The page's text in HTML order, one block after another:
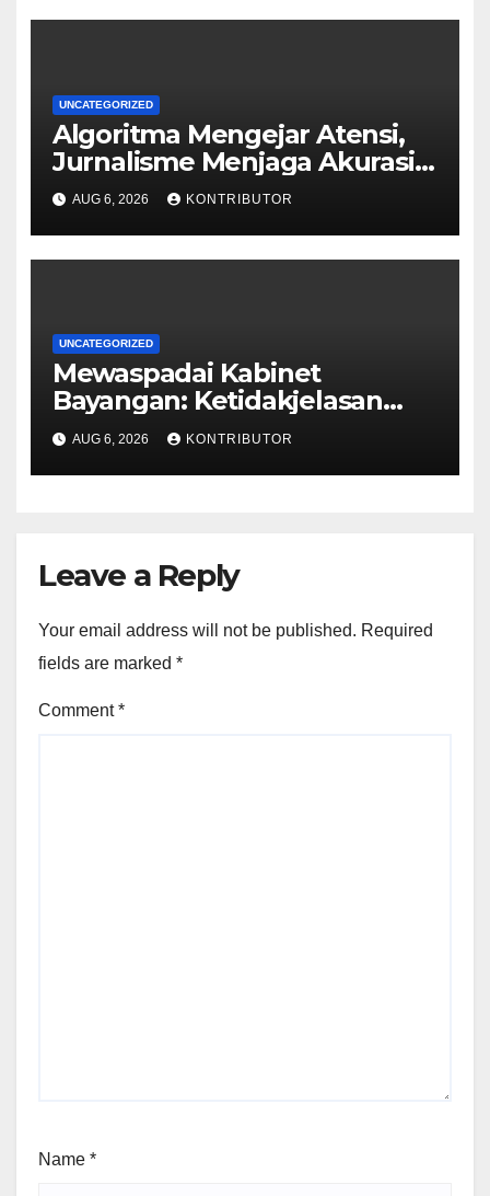
UNCATEGORIZED
Algoritma Mengejar Atensi,
Jurnalisme Menjaga Akurasi
dan Akal Sehat Publik
AUG 6, 2026 KONTRIBUTOR
UNCATEGORIZED
Mewaspadai Kabinet
Bayangan: Ketidakjelasan
Legitimasi Moral dan
Representasi
AUG 6, 2026 KONTRIBUTOR
Leave a Reply
Your email address will not be published. Required
fields are marked *
Comment*
Name *